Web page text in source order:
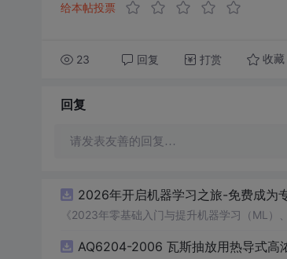
给本帖投票
23 回复 打赏 收藏
回复
请发表友善的回复…
2026年开启机器学习之旅-免费成为
《2023年零基础入门与提升机器学习（ML）
AQ6204-2006 瓦斯抽放用热导式高